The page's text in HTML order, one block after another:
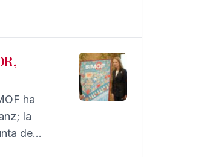
2 de marzo,
ha
la
de
de Moda y